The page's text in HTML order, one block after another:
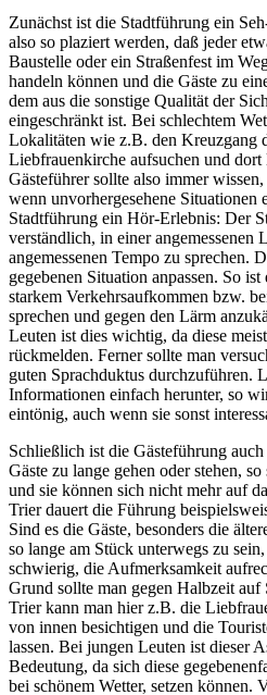
Zunächst ist die Stadtführung ein
also so plaziert werden, daß jeder
Baustelle oder ein Straßenfest im
handeln können und die Gäste zu
dem aus die sonstige Qualität der
eingeschränkt ist. Bei schlechtem
Lokalitäten wie z.B. den Kreuzgang
Liebfrauenkirche aufsuchen und
Gästeführer sollte also immer
wenn unvorhergesehene Situationen
Stadtführung ein Hör-Erlebnis: Der
verständlich, in einer angemessenen
angemessenen Tempo zu sprechen.
gegebenen Situation anpassen. So
starkem Verkehrsaufkommen bzw.
sprechen und gegen den Lärm
Leuten ist dies wichtig, da diese
rückmelden. Ferner sollte man
guten Sprachduktus durchzuführen.
Informationen einfach herunter, so
eintönig, auch wenn sie sonst
Schließlich ist die Gästeführung
Gäste zu lange gehen oder stehen,
und sie können sich nicht mehr auf
Trier dauert die Führung
Sind es die Gäste, besonders die
so lange am Stück unterwegs zu
schwierig, die Aufmerksamkeit
Grund sollte man gegen Halbzeit auf
Trier kann man hier z.B. die
von innen besichtigen und die
lassen. Bei jungen Leuten ist dieser
Bedeutung, da sich diese
bei schönem Wetter, setzen können.